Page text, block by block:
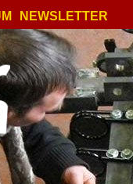
NEWSLETTER